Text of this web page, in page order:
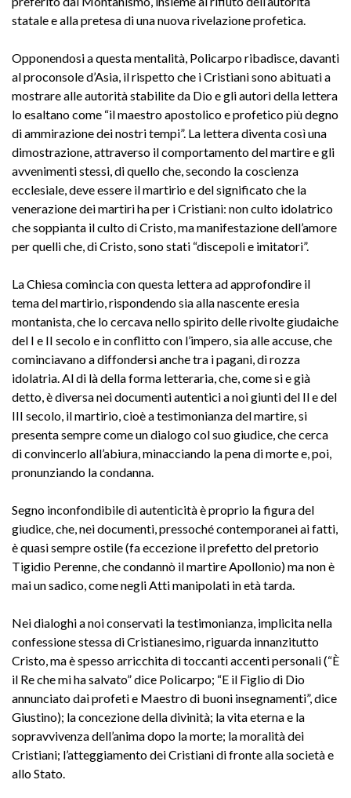
statale e alla pretesa di una nuova rivelazione profetica.
Opponendosi a questa mentalità, Policarpo ribadisce, davanti
al proconsole d’Asia, il rispetto che i Cristiani sono abituati a
mostrare alle autorità stabilite da Dio e gli autori della lettera
lo esaltano come “il maestro apostolico e profetico più degno
di ammirazione dei nostri tempi”. La lettera diventa così una
dimostrazione, attraverso il comportamento del martire e gli
avvenimenti stessi, di quello che, secondo la coscienza
ecclesiale, deve essere il martirio e del significato che la
venerazione dei martiri ha per i Cristiani: non culto idolatrico
che soppianta il culto di Cristo, ma manifestazione dell’amore
per quelli che, di Cristo, sono stati “discepoli e imitatori”.
La Chiesa comincia con questa lettera ad approfondire il
tema del martirio, rispondendo sia alla nascente eresia
montanista, che lo cercava nello spirito delle rivolte giudaiche
del I e II secolo e in conflitto con l’impero, sia alle accuse, che
cominciavano a diffondersi anche tra i pagani, di rozza
idolatria. Al di là della forma letteraria, che, come si e già
detto, è diversa nei documenti autentici a noi giunti del Il e del
III secolo, il martirio, cioè a testimonianza del martire, si
presenta sempre come un dialogo col suo giudice, che cerca
di convincerlo all’abiura, minacciando la pena di morte e, poi,
pronunziando la condanna.
Segno inconfondibile di autenticità è proprio la figura del
giudice, che, nei documenti, pressoché contemporanei ai fatti,
è quasi sempre ostile (fa eccezione il prefetto del pretorio
Tigidio Perenne, che condannò il martire Apollonio) ma non è
mai un sadico, come negli Atti manipolati in età tarda.
Nei dialoghi a noi conservati la testimonianza, implicita nella
confessione stessa di Cristianesimo, riguarda innanzitutto
Cristo, ma è spesso arricchita di toccanti accenti personali (“È
il Re che mi ha salvato” dice Policarpo; “E il Figlio di Dio
annunciato dai profeti e Maestro di buoni insegnamenti”, dice
Giustino); la concezione della divinità; la vita eterna e la
sopravvivenza dell’anima dopo la morte; la moralità dei
Cristiani; l’atteggiamento dei Cristiani di fronte alla società e
allo Stato.